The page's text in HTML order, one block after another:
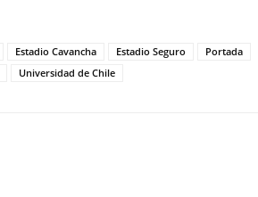
Estadio Cavancha Estadio Seguro
Portada
Universidad de Chile